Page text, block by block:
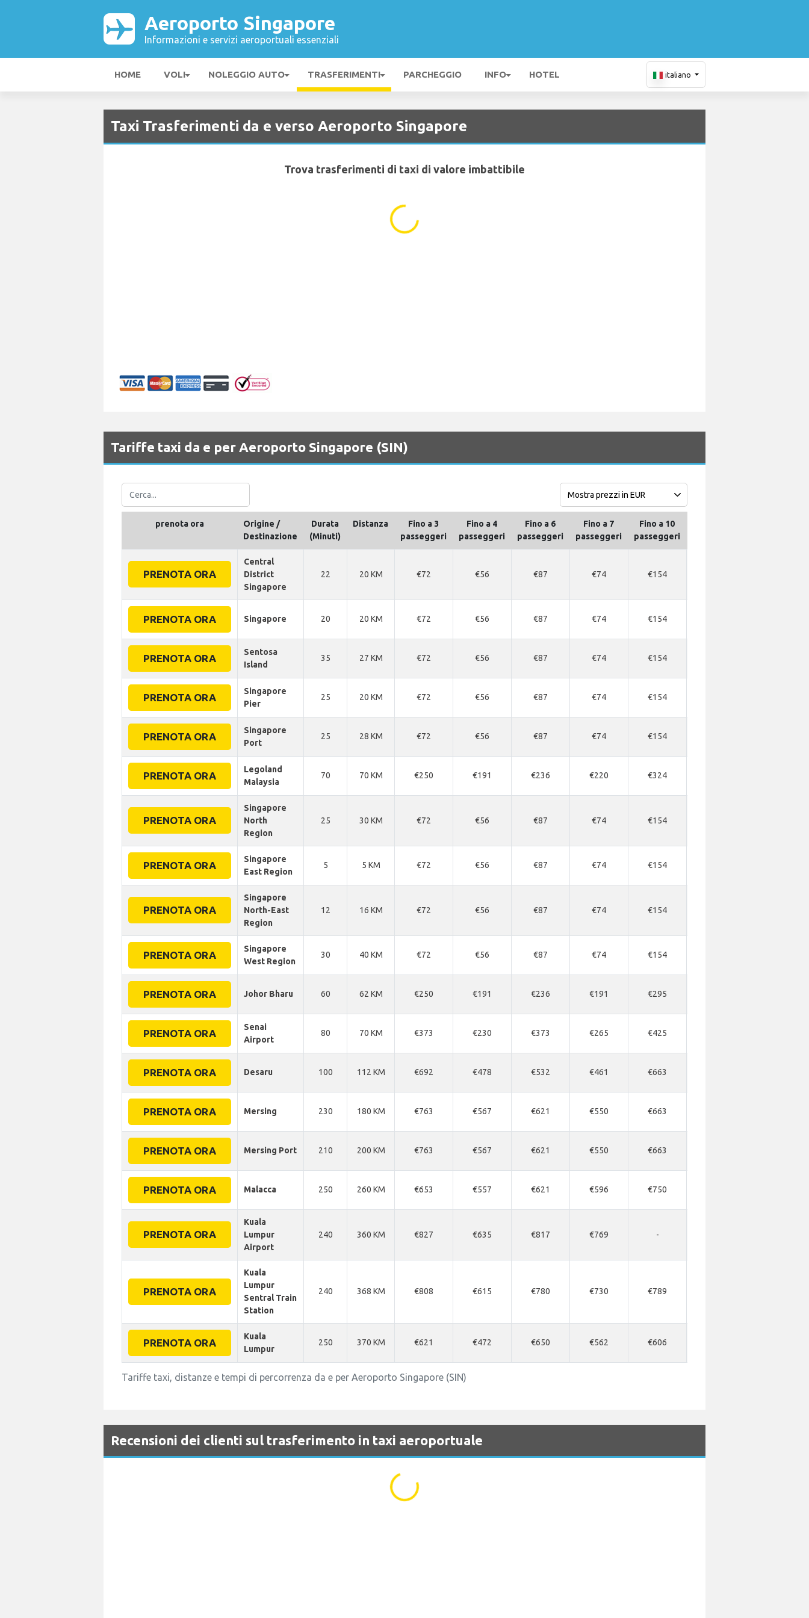
Aeroporto Singapore
Informazioni e servizi aeroportuali essenziali
HOME VOLI NOLEGGIO AUTO TRASFERIMENTI PARCHEGGIO INFO HOTEL italiano
Taxi Trasferimenti da e verso Aeroporto Singapore
Trova trasferimenti di taxi di valore imbattibile
...
Tariffe taxi da e per Aeroporto Singapore (SIN)
prenota ora
Origine /
Destinazione
Durata
(Minuti)
Distanza
Fino a 3
passeggeri
Fino a 4
passeggeri
Fino a 6
passeggeri
Fino a 7
passeggeri
Fino a 10
passeggeri
PRENOTA ORA
Central
District
Singapore
22 20 KM €72 €56 €87 €74 €154
PRENOTA ORA Singapore 20 20 KM €72 €56 €87 €74 €154
PRENOTA ORA
Sentosa
Island
35 27 KM €72 €56 €87 €74 €154
PRENOTA ORA
Singapore
Pier
25 20 KM €72 €56 €87 €74 €154
PRENOTA ORA
Singapore
Port
25 28 KM €72 €56 €87 €74 €154
PRENOTA ORA
Legoland
Malaysia
70 70 KM €250 €191 €236 €220 €324
PRENOTA ORA
Singapore
North
Region
25 30 KM €72 €56 €87 €74 €154
PRENOTA ORA
Singapore
East Region
5 5 KM €72 €56 €87 €74 €154
PRENOTA ORA
Singapore
North-East
Region
12 16 KM €72 €56 €87 €74 €154
PRENOTA ORA
Singapore
West Region
30 40 KM €72 €56 €87 €74 €154
PRENOTA ORA Johor Bharu 60 62 KM €250 €191 €236 €191 €295
PRENOTA ORA
Senai
Airport
80 70 KM €373 €230 €373 €265 €425
PRENOTA ORA Desaru 100 112 KM €692 €478 €532 €461 €663
PRENOTA ORA Mersing 230 180 KM €763 €567 €621 €550 €663
PRENOTA ORA Mersing Port 210 200 KM €763 €567 €621 €550 €663
PRENOTA ORA Malacca 250 260 KM €653 €557 €621 €596 €750
PRENOTA ORA
Kuala
Lumpur
Airport
240 360 KM €827 €635 €817 €769 -
PRENOTA ORA
Kuala
Lumpur
Sentral Train
Station
240 368 KM €808 €615 €780 €730 €789
PRENOTA ORA
Kuala
Lumpur
250 370 KM €621 €472 €650 €562 €606
Tariffe taxi, distanze e tempi di percorrenza da e per Aeroporto Singapore (SIN)
Recensioni dei clienti sul trasferimento in taxi aeroportuale
...